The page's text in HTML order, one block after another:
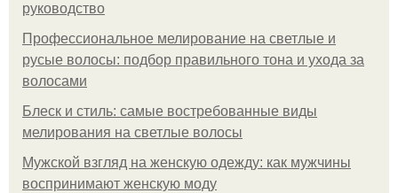
руководство
Профессиональное мелирование на светлые и
русые волосы: подбор правильного тона и ухода за
волосами
Блеск и стиль: самые востребованные виды
мелирования на светлые волосы
Мужской взгляд на женскую одежду: как мужчины
воспринимают женскую моду